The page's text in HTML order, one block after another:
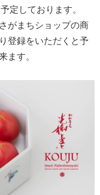
定しております。
がまちショップの商
登録をいただくと予
ます。